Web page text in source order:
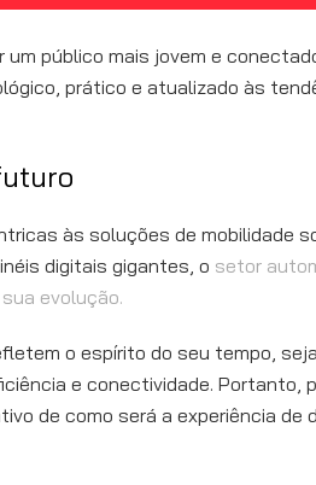
público mais jovem e
prático e atualizado às
às soluções de mobilidade
digitais gigantes, o setor
evolução.
o espírito do seu tempo,
e conectividade. Portanto,
de como será a experiência de